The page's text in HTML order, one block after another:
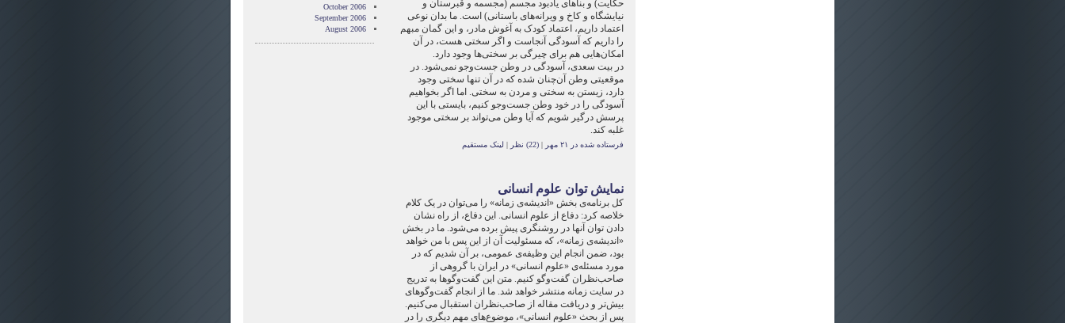
حکایت) و بناهای یادبود مجسم (مجسمه و قبرستان و
نیایشگاه و کاخ و ویرانه‌های باستانی) است. ما بدان نوعی
اعتماد داریم، اعتماد کودک به آغوش مادر، و این گمان مبهم
را داریم که آسودگی آنجاست و اگر سختی هست، در آن
امکان‌هایی هم برای چیرگی بر سختی‌ها وجود دارد.
در بیت سعدی، آسودگی در وطن جست‌وجو نمی‌شود. در
موقعیتی وطن آن‌چنان شده که در آن تنها سختی وجود
دارد، زیستن به سختی و مردن به سختی. اما اگر بخواهیم
آسودگی را در خود وطن جست‌وجو کنیم، بایستی با این
پرسش درگیر شویم که آیا وطن می‌تواند بر سختی موجود
غلبه کند.
فرستاده شده در ۲۱ مهر |(22) نظر | لینک مستقیم
نمایش توان علوم انسانی
کل برنامه‌ی بخش «اندیشه‌ی زمانه» را می‌توان در یک کلام
خلاصه کرد: دفاع از علوم انسانی. این دفاع، از راه نشان
دادن توان آنها در روشنگری پیش برده می‌شود. ما در بخش
«اندیشه‌ی زمانه»، که مسئولیت آن از این پس با من خواهد
بود، ضمن انجام این وظیفه‌ی عمومی، بر آن شدیم که در
مورد مسئله‌ی «علوم انسانی» در ایران با گروهی از
صاحب‌نظران گفت‌وگو کنیم. متن‌ این گفت‌وگوها به تدریج
در سایت زمانه منتشر خواهد شد. ما از انجام گفت‌وگوهای
بیش‌تر و دریافت مقاله از صاحب‌نظران استقبال می‌کنیم.
پس از بحث «علوم انسانی»، موضوع‌های مهم دیگری را در
October 2006
September 2006
August 2006